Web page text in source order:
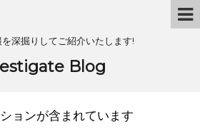
深掘りしてご紹介いたします!
Blog
ョンが含まれています